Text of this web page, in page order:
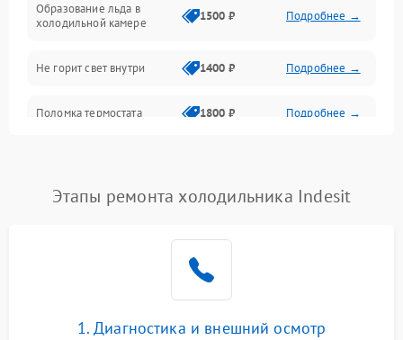
Образование льда в
холодильной камере
1500 ₽ Подробнее →
Не горит свет внутри 1400 ₽ Подробнее →
Поломка термостата 1800 ₽ Подробнее →
Поломка системы No Frost 2600 ₽ Подробнее →
Этапы ремонта холодильника Indesit
1. Диагностика и внешний осмотр